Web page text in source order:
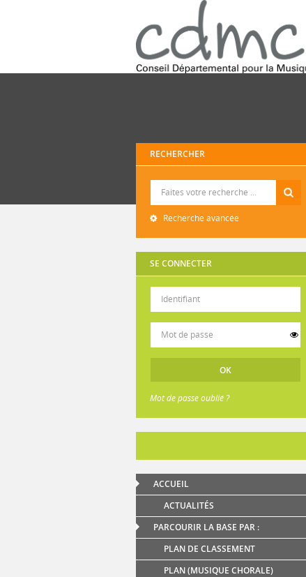
RECHERCHER
Recherche avancée
SE CONNECTER
Mot de passe oublié ?
ACCUEIL
ACTUALITÉS
PARCOURIR LA BASE PAR :
PLAN DE CLASSEMENT
PLAN (MUSIQUE CHORALE)